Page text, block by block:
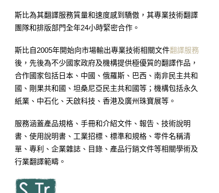
斯比為其翻譯服務質量和速度感到驕傲，其專業技術翻譯
團隊和排版部門全年24小時緊密合作。
斯比自2005年開始向市場輸出專業技術相關文件翻譯服務
後，先後為不少國家政府及機構提供極優質的翻譯作品，
合作國家包括日本、中國、俄羅斯、巴西、南非民主共和
國、剛果共和國、坦桑尼亞民主共和國等；機構包括永久
紙業、中石化、天啟科技、香港及廣州珠寶展等。
服務涵蓋產品規格、手冊和介紹文件、報告、技術說明
書、使用說明書、工業招標、標準和規格、零件名稱清
單、專利、企業雜誌、目錄、產品行銷文件等相關學術及
行業翻譯範疇。